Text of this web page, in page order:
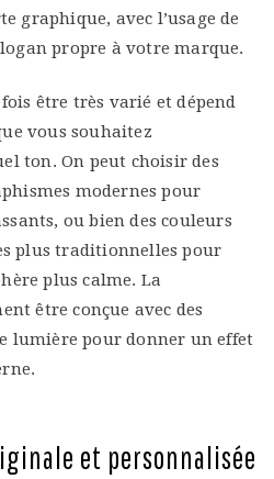
graphique, avec l’usage de
propre à votre marque.
être très varié et dépend
vous souhaitez
ton. On peut choisir des
modernes pour
ou bien des couleurs
plus traditionnelles pour
plus calme. La
être conçue avec des
lumière pour donner un effet
et personnalisée